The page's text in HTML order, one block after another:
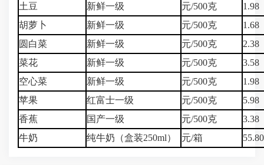
土豆
新鲜一级 元/500克
1.98
胡萝卜
新鲜一级 元/500克
1.68
圆白菜
新鲜一级 元/500克
2.38
菜花
新鲜一级 元/500克
3.58
空心菜
新鲜一级 元/500克
1.98
苹果
红富士一级 元/500克
5.98
香蕉
国产一级 元/500克
3.38
牛奶
纯牛奶（盒装250ml） 元/箱